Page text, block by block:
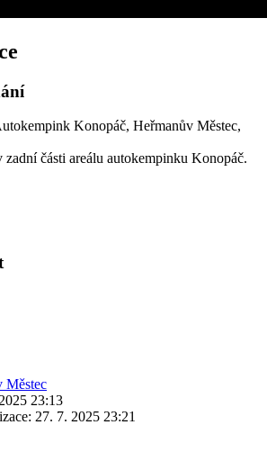
Konopáč, Heřmanův Městec,
části areálu autokempinku Konopáč.
Městec
23:13
27. 7. 2025 23:21